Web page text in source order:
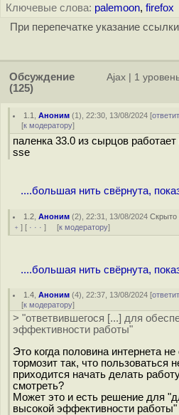
Ключевые слова: palemoon, firefox
При перепечатке указание
Обсуждение
(125)
Ajax 1
1.1 ,Аноним (1), 22:30, 13/08/2024 [
[к модератору]
паленка 33.0 из сырцов работает
sse
....большая нить свёрнута,
1.2 ,Аноним (2), 22:31, 13/08/2024Скрыто
﹢ ] [ · · · ] [к модератору]
....большая нить свёрнута,
1.4 ,Аноним (4), 22:37, 13/08/2024 [
[к модератору]
> "ответвившегося [...] для
эффективности работы"
Это когда половина интернета
тормозит так, что пользоваться
приходится начать делать
смотреть?
Может это и есть решение для
высокой эффективности работы"